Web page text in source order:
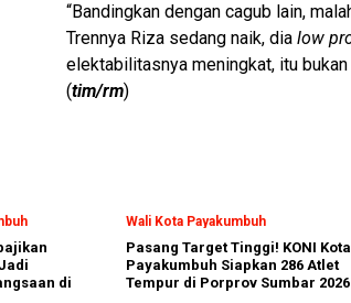
“Bandingkan dengan cagub lain,
Trennya Riza sedang naik, dia low
elektabilitasnya meningkat, itu bukan
(tim/rm)
di
Wali Kota Payakumbuh
Pasang Target Tinggi! KONI Kota
Payakumbuh Siapkan 286 Atlet
Tempur di Porprov Sumbar 2026